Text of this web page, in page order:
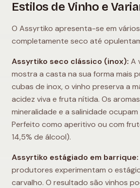
Estilos de Vinho e
O Assyrtiko apresenta-se em
completamente seco até
Assyrtiko seco clássico (inox): A
mostra a casta na sua forma mais
cubas de inox, o vinho preserva a
acidez viva e fruta nítida. Os
mineralidade e a salinidade
Perfeito como aperitivo ou com
14,5% de álcool).
Assyrtiko estágiado em barrique:
produtores experimentam o
carvalho. O resultado são vinhos